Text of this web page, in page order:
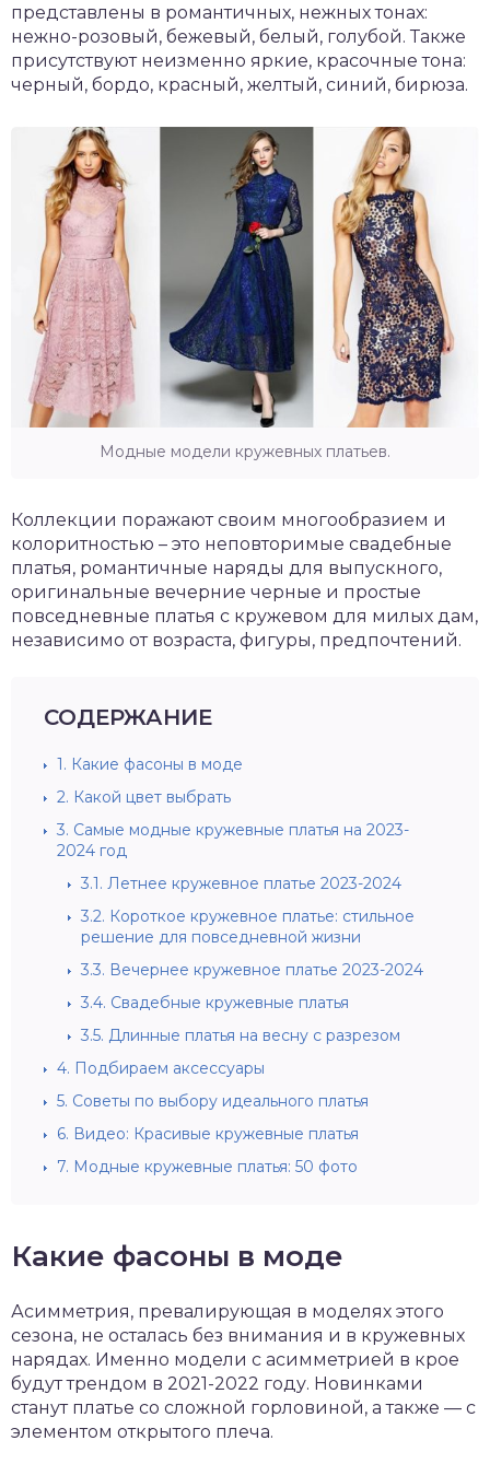
представлены в романтичных, нежных тонах:
нежно-розовый, бежевый, белый, голубой. Также
присутствуют неизменно яркие, красочные тона:
черный, бордо, красный, желтый, синий, бирюза.
Модные модели кружевных платьев.
Коллекции поражают своим многообразием и
колоритностью – это неповторимые свадебные
платья, романтичные наряды для выпускного,
оригинальные вечерние черные и простые
повседневные платья с кружевом для милых дам,
независимо от возраста, фигуры, предпочтений.
СОДЕРЖАНИЕ
1. Какие фасоны в моде
2. Какой цвет выбрать
3. Самые модные кружевные платья на 2023-
2024 год
3.1. Летнее кружевное платье 2023-2024
3.2. Короткое кружевное платье: стильное
решение для повседневной жизни
3.3. Вечернее кружевное платье 2023-2024
3.4. Свадебные кружевные платья
3.5. Длинные платья на весну с разрезом
4. Подбираем аксессуары
5. Советы по выбору идеального платья
6. Видео: Красивые кружевные платья
7. Модные кружевные платья: 50 фото
Какие фасоны в моде
Асимметрия, превалирующая в моделях этого
сезона, не осталась без внимания и в кружевных
нарядах. Именно модели с асимметрией в крое
будут трендом в 2021-2022 году. Новинками
станут платье со сложной горловиной, а также — с
элементом открытого плеча.